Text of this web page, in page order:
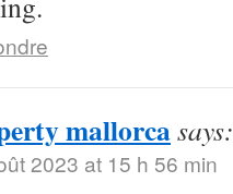
mallorcasays:
2023 at 15 h 56 min